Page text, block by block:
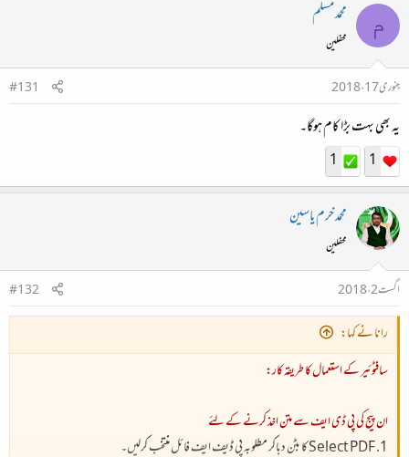
م محمد مسلم
محفلین
جنوری 17، 2018
#131
یہ بھی بہت بڑا کام ہوگا۔
1
1
محمد خرم یاسین
محفلین
اگست 2، 2018
#132
رانا نے کہا:
سافٹوئیر کے استعمال کا طریقہ کار:
ان پیج کی پی ڈی ایف سے متن اخذ کرنے کے لئے
1. Select PDF کا بٹن دباکر مطلوبہ پی ڈیف ایف فائل منتخب کرلیں۔